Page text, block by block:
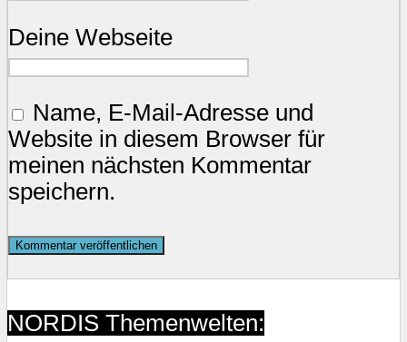
Deine Webseite
Name, E-Mail-Adresse und
Website in diesem Browser für
meinen nächsten Kommentar
speichern.
NORDIS Themenwelten: